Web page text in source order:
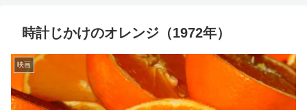
時計じかけのオレンジ（1972年）
映画